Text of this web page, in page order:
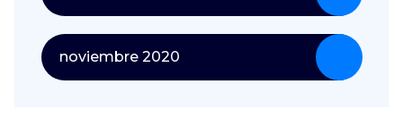
noviembre 2020